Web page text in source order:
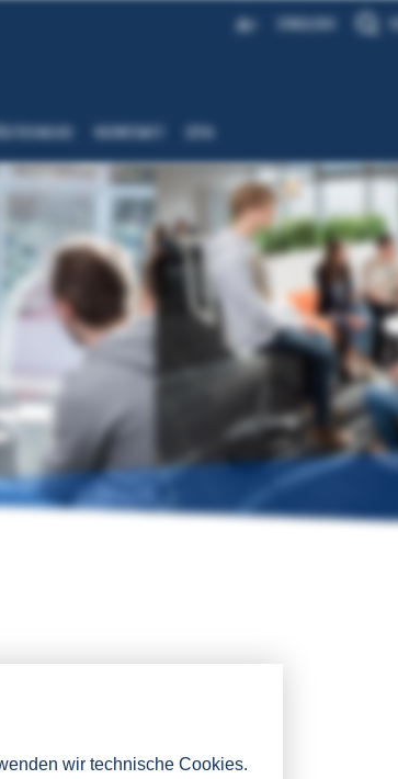
wir technische Cookies.
AA ENGLISH
KONTAKT ZFA